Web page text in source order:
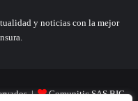
y noticias con la mejor
| Comunitic SAS BIC